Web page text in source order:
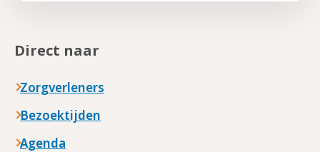
Direct naar
Zorgverleners
Bezoektijden
Agenda